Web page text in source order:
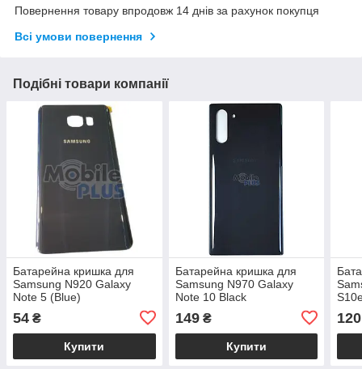
Повернення товару впродовж 14 днів за рахунок покупця
Всі умови повернення
Подібні товари компанії
Батарейна кришка для
Samsung N920 Galaxy
Note 5 (Blue)
54 ₴
Купити
Батарейна кришка для
Samsung N970 Galaxy
Note 10 Black
149₴
Купити
120